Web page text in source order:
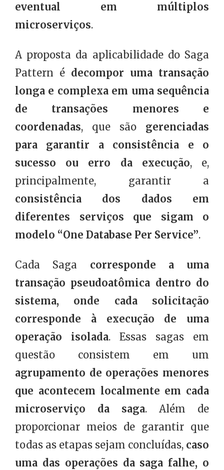
eventual em múltiplos
microserviços.
A proposta da aplicabilidade do Saga
Pattern é decompor uma transação
longa e complexa em uma sequência
de transações menores e
coordenadas, que são gerenciadas
para garantir a consistência e o
sucesso ou erro da execução, e,
principalmente, garantir a
consistência dos dados em
diferentes serviços que sigam o
modelo “One Database Per Service”.
Cada Saga corresponde a uma
transação pseudoatômica dentro do
sistema, onde cada solicitação
corresponde à execução de uma
operação isolada. Essas sagas em
questão consistem em um
agrupamento de operações menores
que acontecem localmente em cada
microserviço da saga. Além de
proporcionar meios de garantir que
todas as etapas sejam concluídas, caso
uma das operações da saga falhe, o